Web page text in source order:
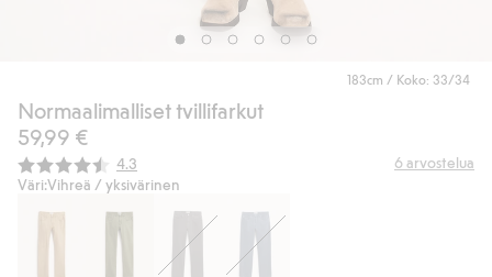
183cm / Koko: 33/34
Normaalimalliset tvillifarkut
59,99 €
Keskimääräinen luokitus:
4.3 6 arvostelua
Väri:Vihreä / yksivärinen